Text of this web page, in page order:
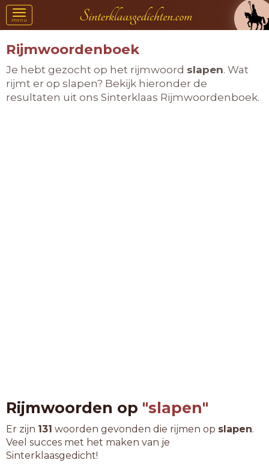
Toggle
navigation
menu
Rijmwoordenboek
Je hebt gezocht op het rijmwoord slapen. Wat
rijmt er op slapen? Bekijk hieronder de
resultaten uit ons Sinterklaas Rijmwoordenboek.
Rijmwoorden op "slapen"
Er zijn 131 woorden gevonden die rijmen op slapen.
Veel succes met het maken van je
Sinterklaasgedicht!